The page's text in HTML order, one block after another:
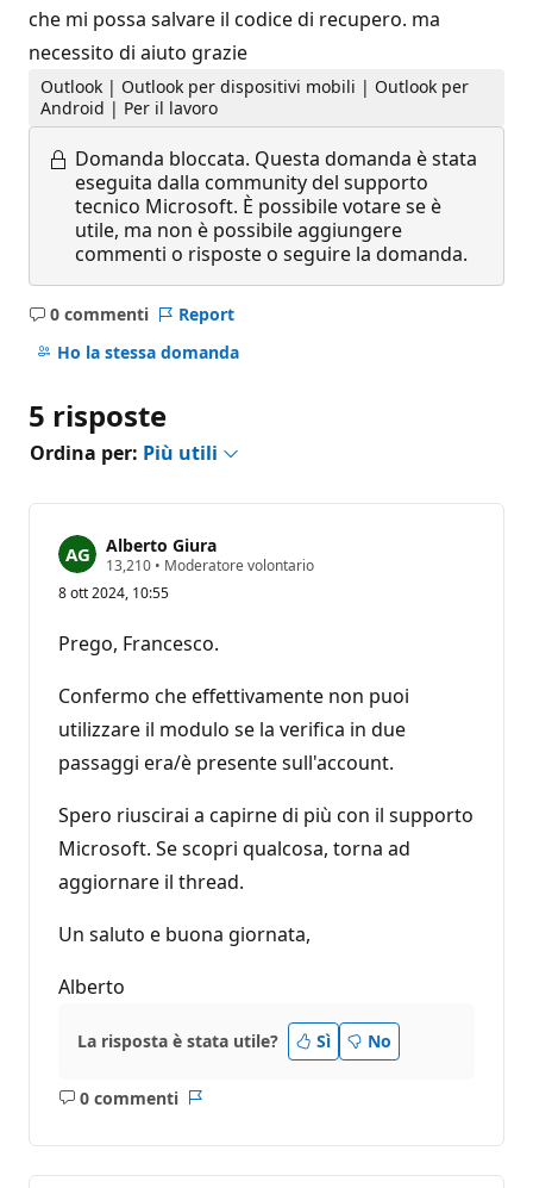
che mi possa salvare il codice di recupero. ma
necessito di aiuto grazie
Outlook | Outlook per dispositivi mobili | Outlook per
Android | Per il lavoro
Domanda bloccata. Questa domanda è stata
eseguita dalla community del supporto
tecnico Microsoft. È possibile votare se è
utile, ma non è possibile aggiungere
commenti o risposte o seguire la domanda.
0 commenti
Nessun
commento
Report
Ho la stessa domanda
5 risposte
Ordina per: Più utili
Alberto Giura
13,210 P
n
i
d
r
e
p
u
t
i
n
• Moderatore volontario
8 ott 2024, 10:55
Prego, Francesco.
Confermo che effettivamente non puoi
utilizzare il modulo se la verifica in due
passaggi era/è presente sull'account.
Spero riuscirai a capirne di più con il supporto
Microsoft. Se scopri qualcosa, torna ad
aggiornare il thread.
Un saluto e buona giornata,
Alberto
La risposta è stata utile? Sì No
0 commenti
Nessun